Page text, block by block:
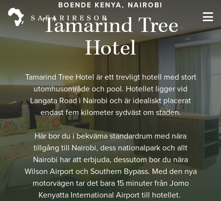
BOENDE KENYA, NAIROBI
Tamarind Tree
Hotel
Tamarind Tree Hotel är ett trevligt hotell med stort
utomhusområde och pool. Hotellet liggervid
Langata Road i Nairobi och är idealiskt placerat
endast fem kilometer sydväst om staden.
Här bor du i bekväma standardrum med nära
tillgång till Nairobi, dess nationalpark och allt
Nairobi har att erbjuda, dessutom bor du nära
Wilson Airport och Southern Bypass. Med den nya
motorvägen tar det bara 15 minuter från Jomo
Kenyatta International Airport till hotellet.